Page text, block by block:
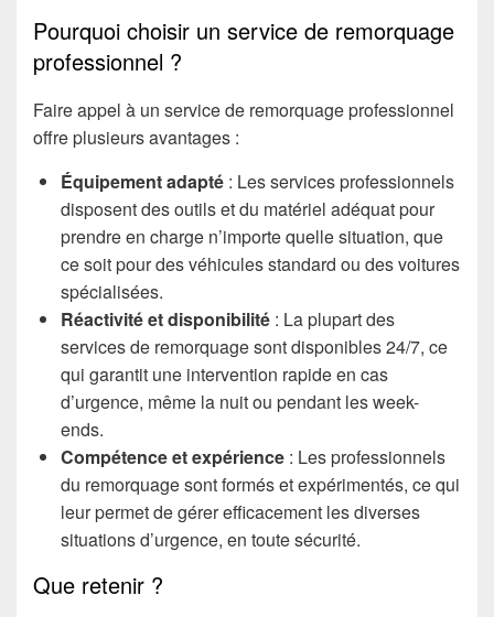
Pourquoi choisir un service de remorquage
professionnel ?
Faire appel à un service de remorquage professionnel
offre plusieurs avantages :
Équipement adapté : Les services professionnels
disposent des outils et du matériel adéquat pour
prendre en charge n’importe quelle situation, que
ce soit pour des véhicules standard ou des voitures
spécialisées.
Réactivité et disponibilité : La plupart des
services de remorquage sont disponibles 24/7, ce
qui garantit une intervention rapide en cas
d’urgence, même la nuit ou pendant les week-
ends.
Compétence et expérience : Les professionnels
du remorquage sont formés et expérimentés, ce qui
leur permet de gérer efficacement les diverses
situations d’urgence, en toute sécurité.
Que retenir ?